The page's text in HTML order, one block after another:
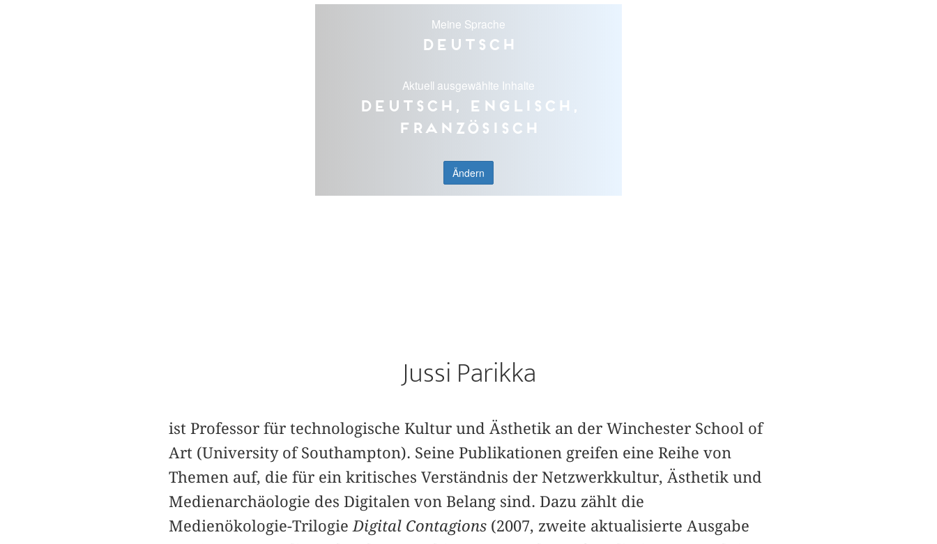
Meine Sprache
Deutsch
Aktuell ausgewählte Inhalte
Deutsch, Englisch,
Französisch
Ändern
Jussi Parikka
ist Professor für technologische Kultur und Ästhetik an der Winchester School of
Art (University of Southampton). Seine Publikationen greifen eine Reihe von
Themen auf, die für ein kritisches Verständnis der Netzwerkkultur, Ästhetik und
Medienarchäologie des Digitalen von Belang sind. Dazu zählt die
Medienökologie-Trilogie Digital Contagions(2007, zweite aktualisierte Ausgabe